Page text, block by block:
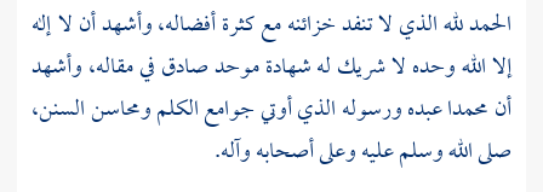
الحمد لله الذي لا تنفد خزائنه مع كثرة أفضاله، وأشهد أن لا إله
إلا الله وحده لا شريك له شهادة موحد صادق في مقاله، وأشهد
أنمحمداعبده ورسوله الذي أوتي جوامع الكلم ومحاسن السنن،
صلى الله وسلم عليه وعلى أصحابه وآله.